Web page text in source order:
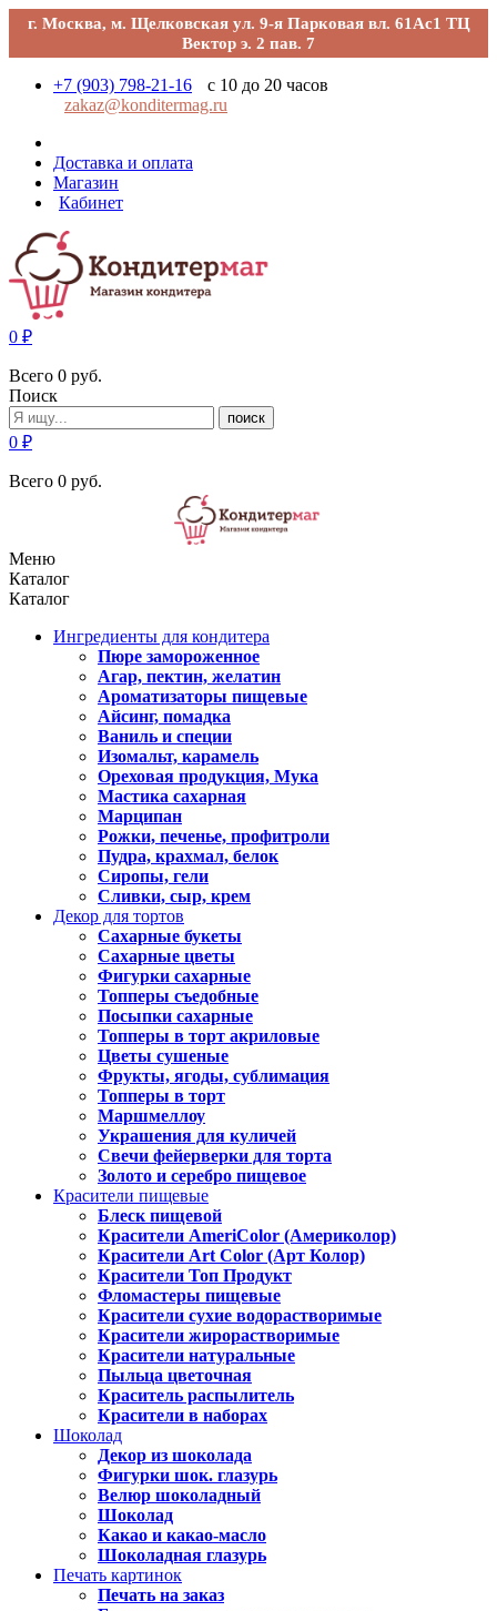
г. Москва, м. Щелковская ул. 9-я Парковая вл. 61Ас1 ТЦ
Вектор э. 2 пав. 7
+7 (903) 798-21-16
с 10 до 20 часов
zakaz@konditermag.ru
Доставка и оплата
Магазин
Кабинет
0 ₽
Всего 0 руб.
Поиск
поиск
0 ₽
Всего 0 руб.
Меню
Каталог
Каталог
Ингредиенты для кондитера
Пюре замороженное
Агар, пектин, желатин
Ароматизаторы пищевые
Айсинг, помадка
Ваниль и специи
Изомальт, карамель
Ореховая продукция, Мука
Мастика сахарная
Марципан
Рожки, печенье, профитроли
Пудра, крахмал, белок
Сиропы, гели
Сливки, сыр, крем
Декор для тортов
Сахарные букеты
Сахарные цветы
Фигурки сахарные
Топперы съедобные
Посыпки сахарные
Топперы в торт акриловые
Цветы сушеные
Фрукты, ягоды, сублимация
Топперы в торт
Маршмеллоу
Украшения для куличей
Свечи фейерверки для торта
Золото и серебро пищевое
Красители пищевые
Блеск пищевой
Красители AmeriColor (Америколор)
Красители Art Color (Арт Колор)
Красители Топ Продукт
Фломастеры пищевые
Красители сухие водорастворимые
Красители жирорастворимые
Красители натуральные
Пыльца цветочная
Краситель распылитель
Красители в наборах
Шоколад
Декор из шоколада
Фигурки шок. глазурь
Велюр шоколадный
Шоколад
Какао и какао-масло
Шоколадная глазурь
Печать картинок
Печать на заказ